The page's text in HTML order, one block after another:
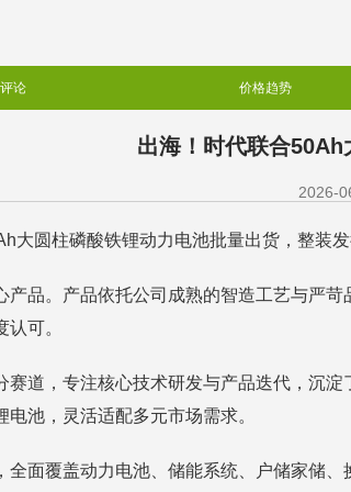
论 价格趋势
出海！时代联合
2026-
圆柱磷酸铁锂动力电池批量出货，整装发
品。产品依托公司成熟的智造工艺与严
可。
道，专注核心技术研发与产品迭代，沉
池，灵活适配多元市场需求。
面覆盖动力电池、储能系统、户储家储